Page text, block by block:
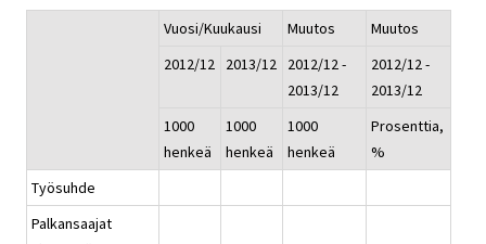
Vuosi/Kuukausi Muutos
Muutos
2012/12
2013/12
2012/12 -
2013/12
2012/12 -
2013/12
1000
henkeä
1000
henkeä
1000
henkeä
Prosenttia,
%
Työsuhde
Palkansaajat